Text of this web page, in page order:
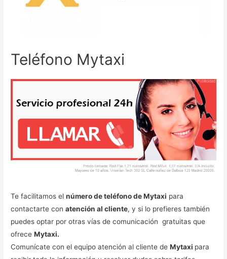
Teléfono Mytaxi
Te facilitamos elnúmero de teléfono de Mytaxi para
contactarte conatención al cliente, y si lo prefieres también
puedes optar por otras vías de comunicación gratuitas que
ofreceMytaxi.
Comunícate con el equipo atención al cliente deMytaxi para